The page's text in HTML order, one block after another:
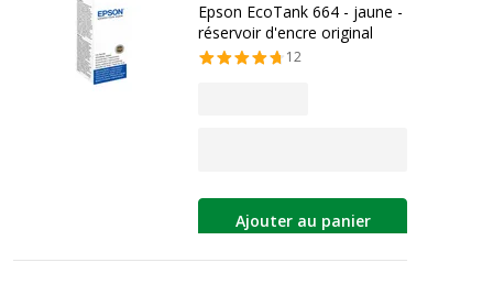
Epson EcoTank 664 - jaune -
réservoir d'encre original
12
Ajouter au panier